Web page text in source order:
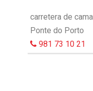
carretera de
Ponte do Porto
981 73 10 21